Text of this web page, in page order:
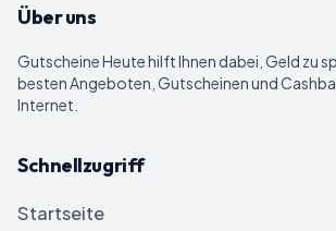
Über uns
Gutscheine Heutehilft Ihnen dabei, Geld zu
besten Angeboten, Gutscheinen und
Internet.
Schnellzugriff
Startseite